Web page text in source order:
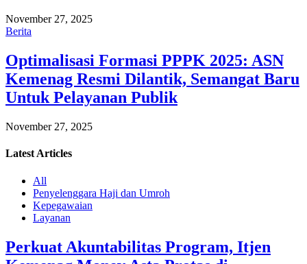
November 27, 2025
Berita
Optimalisasi Formasi PPPK 2025: ASN
Kemenag Resmi Dilantik, Semangat Baru
Untuk Pelayanan Publik
November 27, 2025
Latest Articles
All
Penyelenggara Haji dan Umroh
Kepegawaian
Layanan
Perkuat Akuntabilitas Program, Itjen